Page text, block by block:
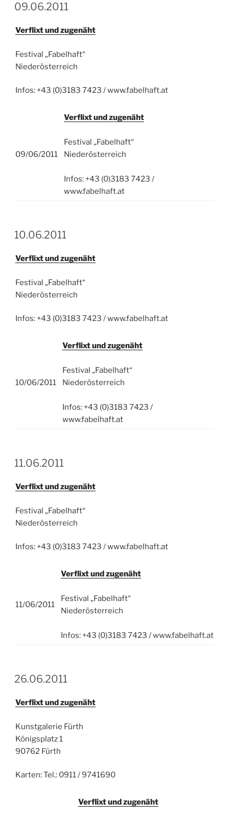
09.06.2011
Verflixt und zugenäht
Festival „Fabelhaft“
Niederösterreich
Infos: +43 (0)3183 7423 / www.fabelhaft.at
09/06/2011
Verflixt und zugenäht
Festival „Fabelhaft“
Niederösterreich
Infos: +43 (0)3183 7423 /
www.fabelhaft.at
10.06.2011
Verflixt und zugenäht
Festival „Fabelhaft“
Niederösterreich
Infos: +43 (0)3183 7423 / www.fabelhaft.at
10/06/2011
Verflixt und zugenäht
Festival „Fabelhaft“
Niederösterreich
Infos: +43 (0)3183 7423 /
www.fabelhaft.at
11.06.2011
Verflixt und zugenäht
Festival „Fabelhaft“
Niederösterreich
Infos: +43 (0)3183 7423 / www.fabelhaft.at
11/06/2011
Verflixt und zugenäht
Festival „Fabelhaft“
Niederösterreich
Infos: +43 (0)3183 7423 / www.fabelhaft.at
26.06.2011
Verflixt und zugenäht
Kunstgalerie Fürth
Königsplatz 1
90762 Fürth
Karten: Tel.: 0911 / 9741690
Verflixt und zugenäht